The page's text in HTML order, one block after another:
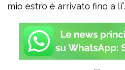
mio estro è arrivato fino a lì”.